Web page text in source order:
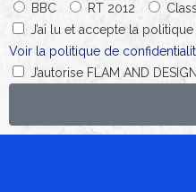
BBC
RT 2012
J’ai lu et accepte la
Voir la politique de
J’autorise FLAM AND